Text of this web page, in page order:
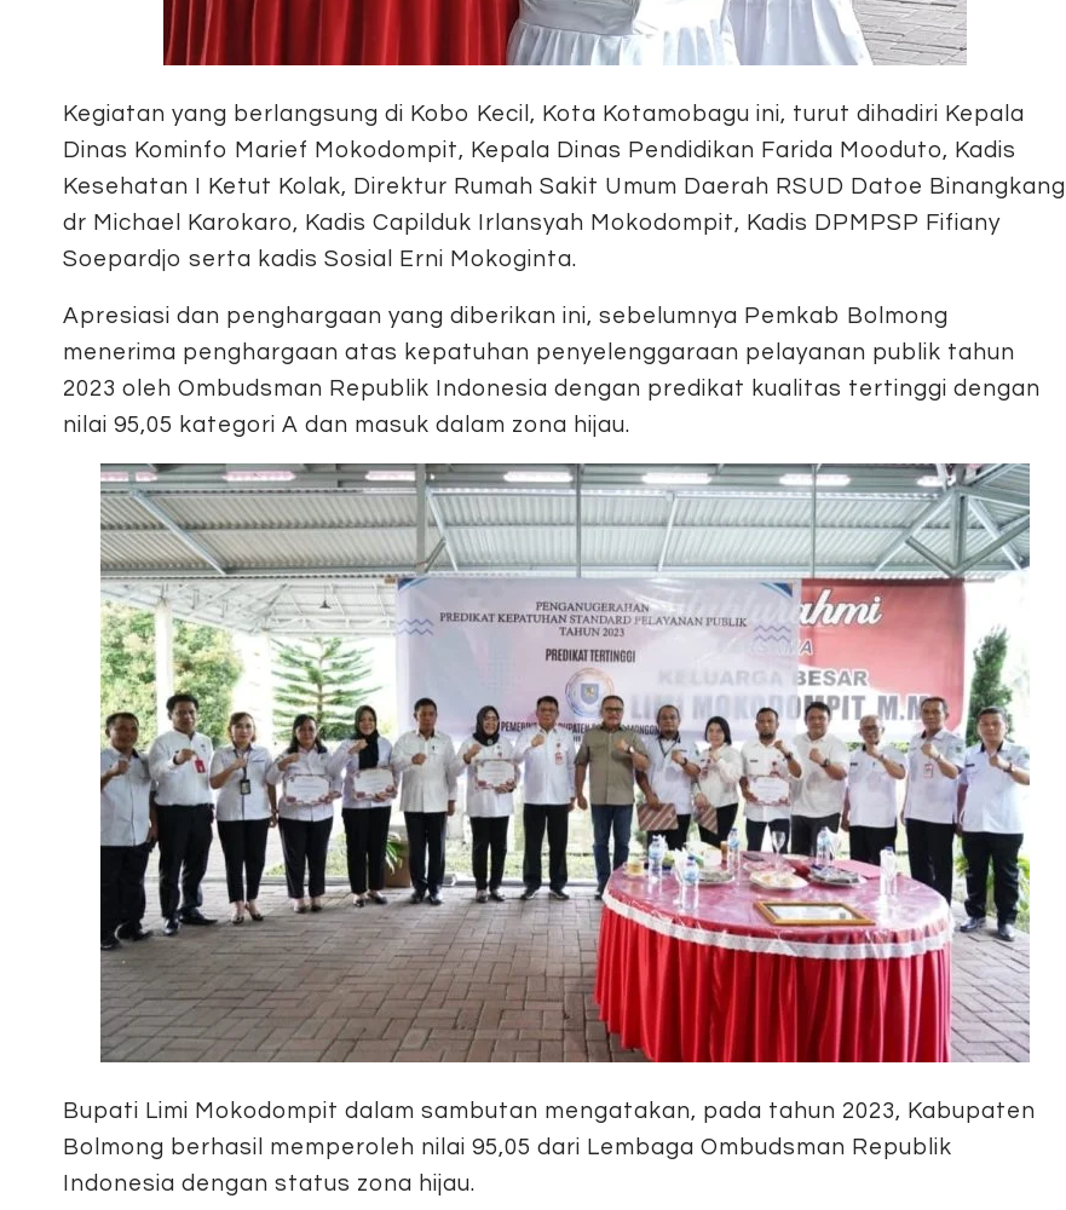
Kegiatan yang berlangsung di Kobo Kecil, Kota Kotamobagu ini, turut dihadiri Kepala
Dinas Kominfo Marief Mokodompit, Kepala Dinas Pendidikan Farida Mooduto, Kadis
Kesehatan I Ketut Kolak, Direktur Rumah Sakit Umum Daerah RSUD Datoe Binangkang
dr Michael Karokaro, Kadis Capilduk Irlansyah Mokodompit, Kadis DPMPSP Fifiany
Soepardjo serta kadis Sosial Erni Mokoginta.
Apresiasi dan penghargaan yang diberikan ini, sebelumnya Pemkab Bolmong
menerima penghargaan atas kepatuhan penyelenggaraan pelayanan publik tahun
2023 oleh Ombudsman Republik Indonesia dengan predikat kualitas tertinggi dengan
nilai 95,05 kategori A dan masuk dalam zona hijau.
Bupati Limi Mokodompit dalam sambutan mengatakan, pada tahun 2023, Kabupaten
Bolmong berhasil memperoleh nilai 95,05 dari Lembaga Ombudsman Republik
Indonesia dengan status zona hijau.